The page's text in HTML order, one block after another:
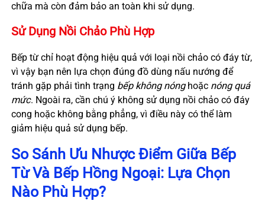
chữa mà còn đảm bảo an toàn khi sử dụng.
Sử Dụng Nồi Chảo Phù Hợp
Bếp từ chỉ hoạt động hiệu quả với loại nồi chảo có đáy từ,
vì vậy bạn nên lựa chọn đúng đồ dùng nấu nướng để
tránh gặp phải tình trạng bếp không nónghoặc nóng quá
mức. Ngoài ra, cần chú ý không sử dụng nồi chảo có đáy
cong hoặc không bằng phẳng, vì điều này có thể làm
giảm hiệu quả sử dụng bếp.
So Sánh Ưu Nhược Điểm Giữa Bếp
Từ Và Bếp Hồng Ngoại: Lựa Chọn
Nào Phù Hợp?